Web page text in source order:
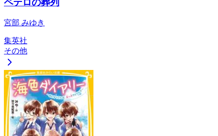
ペテロの葬列
宮部 みゆき
集英社
その他